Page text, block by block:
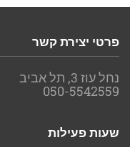
פרטי יצירת קשר
נחל עוז 3, תל אביב
050-5542559
שעות פעילות